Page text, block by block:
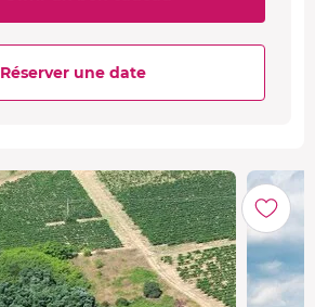
Réserver une date